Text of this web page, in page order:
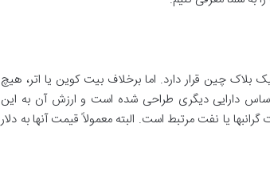
چین قرار دارد. اما برخلاف بیت کوین یا اتر، هیچ
دارایی دیگری طراحی شده است و ارزش آن به این
یا نفت مرتبط است. البته معمولاً قیمت آنها به دلار